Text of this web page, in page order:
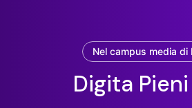
Nel campus media di
Digita Pieni